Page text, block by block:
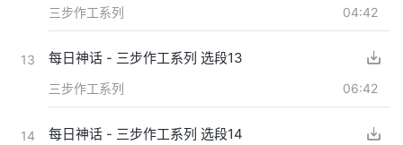
三步作工系列 04:42
13 每日神话 - 三步作工系列 选段13
三步作工系列 06:42
14 每日神话 - 三步作工系列 选段14